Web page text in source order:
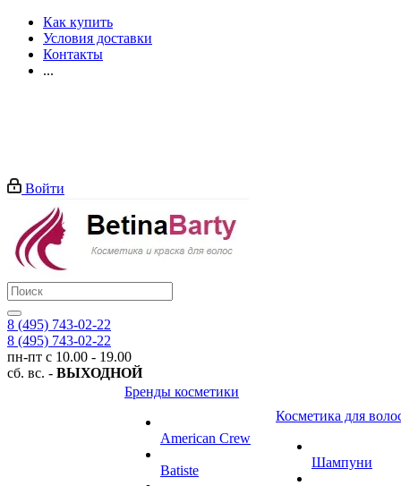
Как купить
Условия доставки
Контакты
...
Войти
8 (495) 743-02-22
8 (495) 743-02-22
пн-пт с 10.00 - 19.00
сб. вс. - ВЫХОДНОЙ
Бренды косметики
American Crew
Batiste
Косметика для
Шампуни